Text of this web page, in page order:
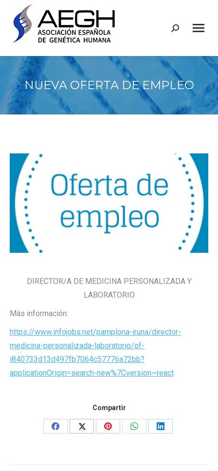
Buscar:
NUEVA OFERTA DE EMPLEO
DIRECTOR/A DE MEDICINA PERSONALIZADA Y
LABORATORIO
Más información:
https://www.infojobs.net/pamplona-iruna/director-
medicina-personalizada-laboratorio/of-
i840733d13d497fb7064c57776a72bb?
applicationOrigin=search-new%7Cversion~react
Compartir
Share
Share
Share
Share
Share